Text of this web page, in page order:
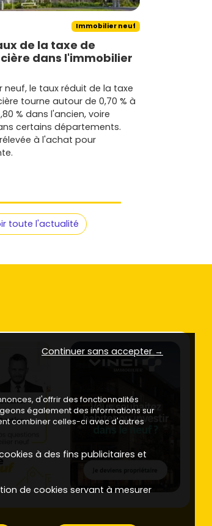
Immobilier neuf
de la taxe de
dans l'immobilier
neuf, le taux réduit de la taxe
tourne autour de 0,70 % à
% dans l'ancien, voire
certains départements.
à l'achat pour
toute l'actualité
Continuer sans accepter →
d'offrir des fonctionnalités
également des informations sur
combiner celles-ci avec d'autres
à des fins publicitaires et
de cookies servant à mesurer